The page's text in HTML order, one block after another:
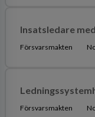
Insatsledare
Försvarsmakten
Försvarsmakten